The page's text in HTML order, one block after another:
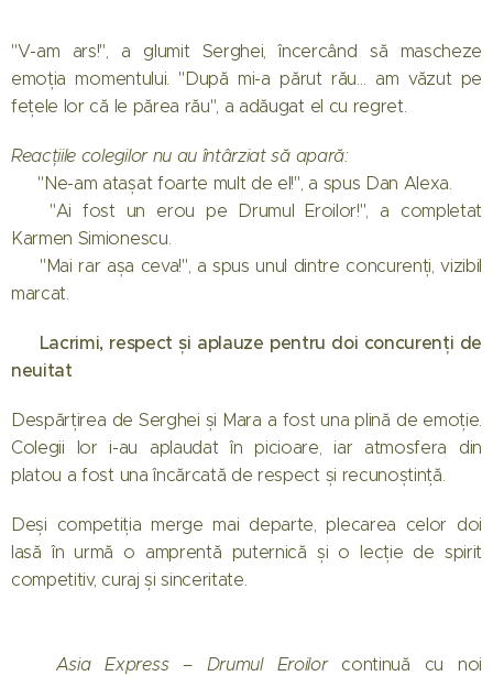
"V-am ars!", a glumit Serghei, încercând să mascheze
emoția momentului. "După mi-a părut rău… am văzut pe
fețele lor că le părea rău", a adăugat el cu regret.
Reacțiile colegilor nu au întârziat să apară:
👉 "Ne-am atașat foarte mult de el!", a spus Dan Alexa.
👉 "Ai fost un erou pe Drumul Eroilor!", a completat
Karmen Simionescu.
👉 "Mai rar așa ceva!", a spus unul dintre concurenți, vizibil
marcat.
💬 Lacrimi, respect și aplauze pentru doi concurenți de
neuitat
Despărțirea de Serghei și Mara a fost una plină de emoție.
Colegii lor i-au aplaudat în picioare, iar atmosfera din
platou a fost una încărcată de respect și recunoștință.
Deși competiția merge mai departe, plecarea celor doi
lasă în urmă o amprentă puternică și o lecție de spirit
competitiv, curaj și sinceritate.
Asia Express – Drumul Eroilorcontinuă cu noi